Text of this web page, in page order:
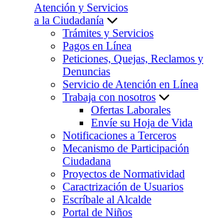
Atención y Servicios
a la Ciudadanía
Trámites y Servicios
Pagos en Línea
Peticiones, Quejas, Reclamos y
Denuncias
Servicio de Atención en Línea
Trabaja con nosotros
Ofertas Laborales
Envíe su Hoja de Vida
Notificaciones a Terceros
Mecanismo de Participación
Ciudadana
Proyectos de Normatividad
Caractrización de Usuarios
Escríbale al Alcalde
Portal de Niños